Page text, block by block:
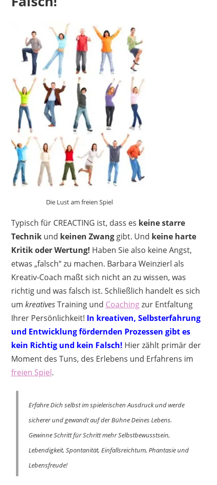
Die Lust am freien Spiel
Typisch für CREACTING ist, dass es keine starre
Technikund keinen Zwanggibt. Und keine harte
Kritik oder Wertung! Haben Sie also keine Angst,
etwas „falsch“ zu machen. Barbara Weinzierl als
Kreativ-Coach maßt sich nicht an zu wissen, was
richtig und was falsch ist. Schließlich handelt es sich
um kreativesTraining und Coachingzur Entfaltung
Ihrer Persönlichkeit! In kreativen, Selbsterfahrung
und Entwicklung fördernden Prozessen gibt es
kein Richtig und kein Falsch! Hier zählt primär der
Moment des Tuns, des Erlebens und Erfahrens im
freien Spiel.
Erfahre Dich selbst im spielerischen Ausdruck und werde
sicherer und gewandt auf der Bühne Deines Lebens.
Gewinne Schritt für Schritt mehr Selbstbewusstsein,
Lebendigkeit, Spontanität, Einfallsreichtum, Phantasie und
Lebensfreude!